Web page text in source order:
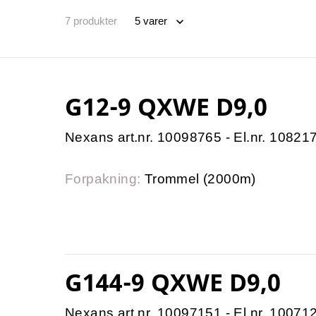
7 produkter
G12-9 QXWE D9,0
Nexans art.nr. 10098765 - El.nr.
Forpakning: Trommel (2000m)
G144-9 QXWE D9,0
Nexans art.nr. 10097151 - El.nr.